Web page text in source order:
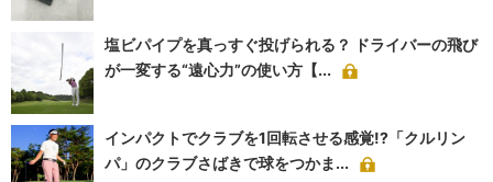
塩ビパイプを真っすぐ投げられる？ ドライバーの飛び
が一変する“遠心力”の使い方【...
インパクトでクラブを1回転させる感覚!?「クルリン
パ」のクラブさばきで球をつかま...